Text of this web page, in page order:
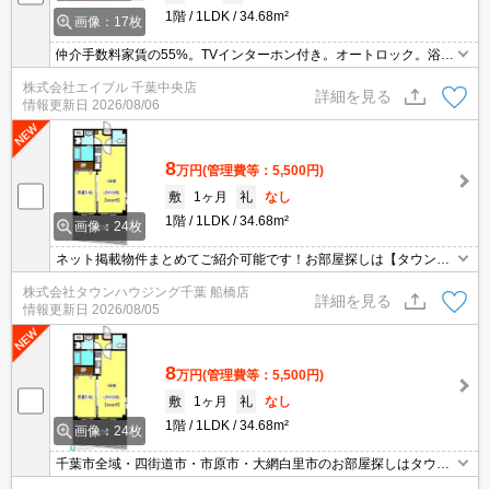
画像：17枚
1階
1LDK 34.68m²
仲介手数料家賃の55%。TVインターホン付き。オートロック。浴室
乾燥機付。シャワー付独立洗面台。コンビニへ250m。図書館へ500
m。スーパーへ750m。公園へ350m。JR千葉駅まで750m。
株式会社エイブル 千葉中央店
情報更新日 2026/08/06
詳細を見る
画像：24枚
8万円(管理費等：5,500円)
敷
1ヶ月 礼
なし
1階
1LDK 34.68m²
ネット掲載物件まとめてご紹介可能です！お部屋探しは【タウンハ
ウジング】にお任せください！※オンライン内見・現地待ち合わせ
は事前にご相談ください。
株式会社タウンハウジング千葉 船橋店
情報更新日 2026/08/05
詳細を見る
画像：24枚
8万円(管理費等：5,500円)
敷
1ヶ月 礼
なし
1階
1LDK 34.68m²
千葉市全域・四街道市・市原市・大網白里市のお部屋探しはタウン
ハウジング蘇我店にお任せ下さい！